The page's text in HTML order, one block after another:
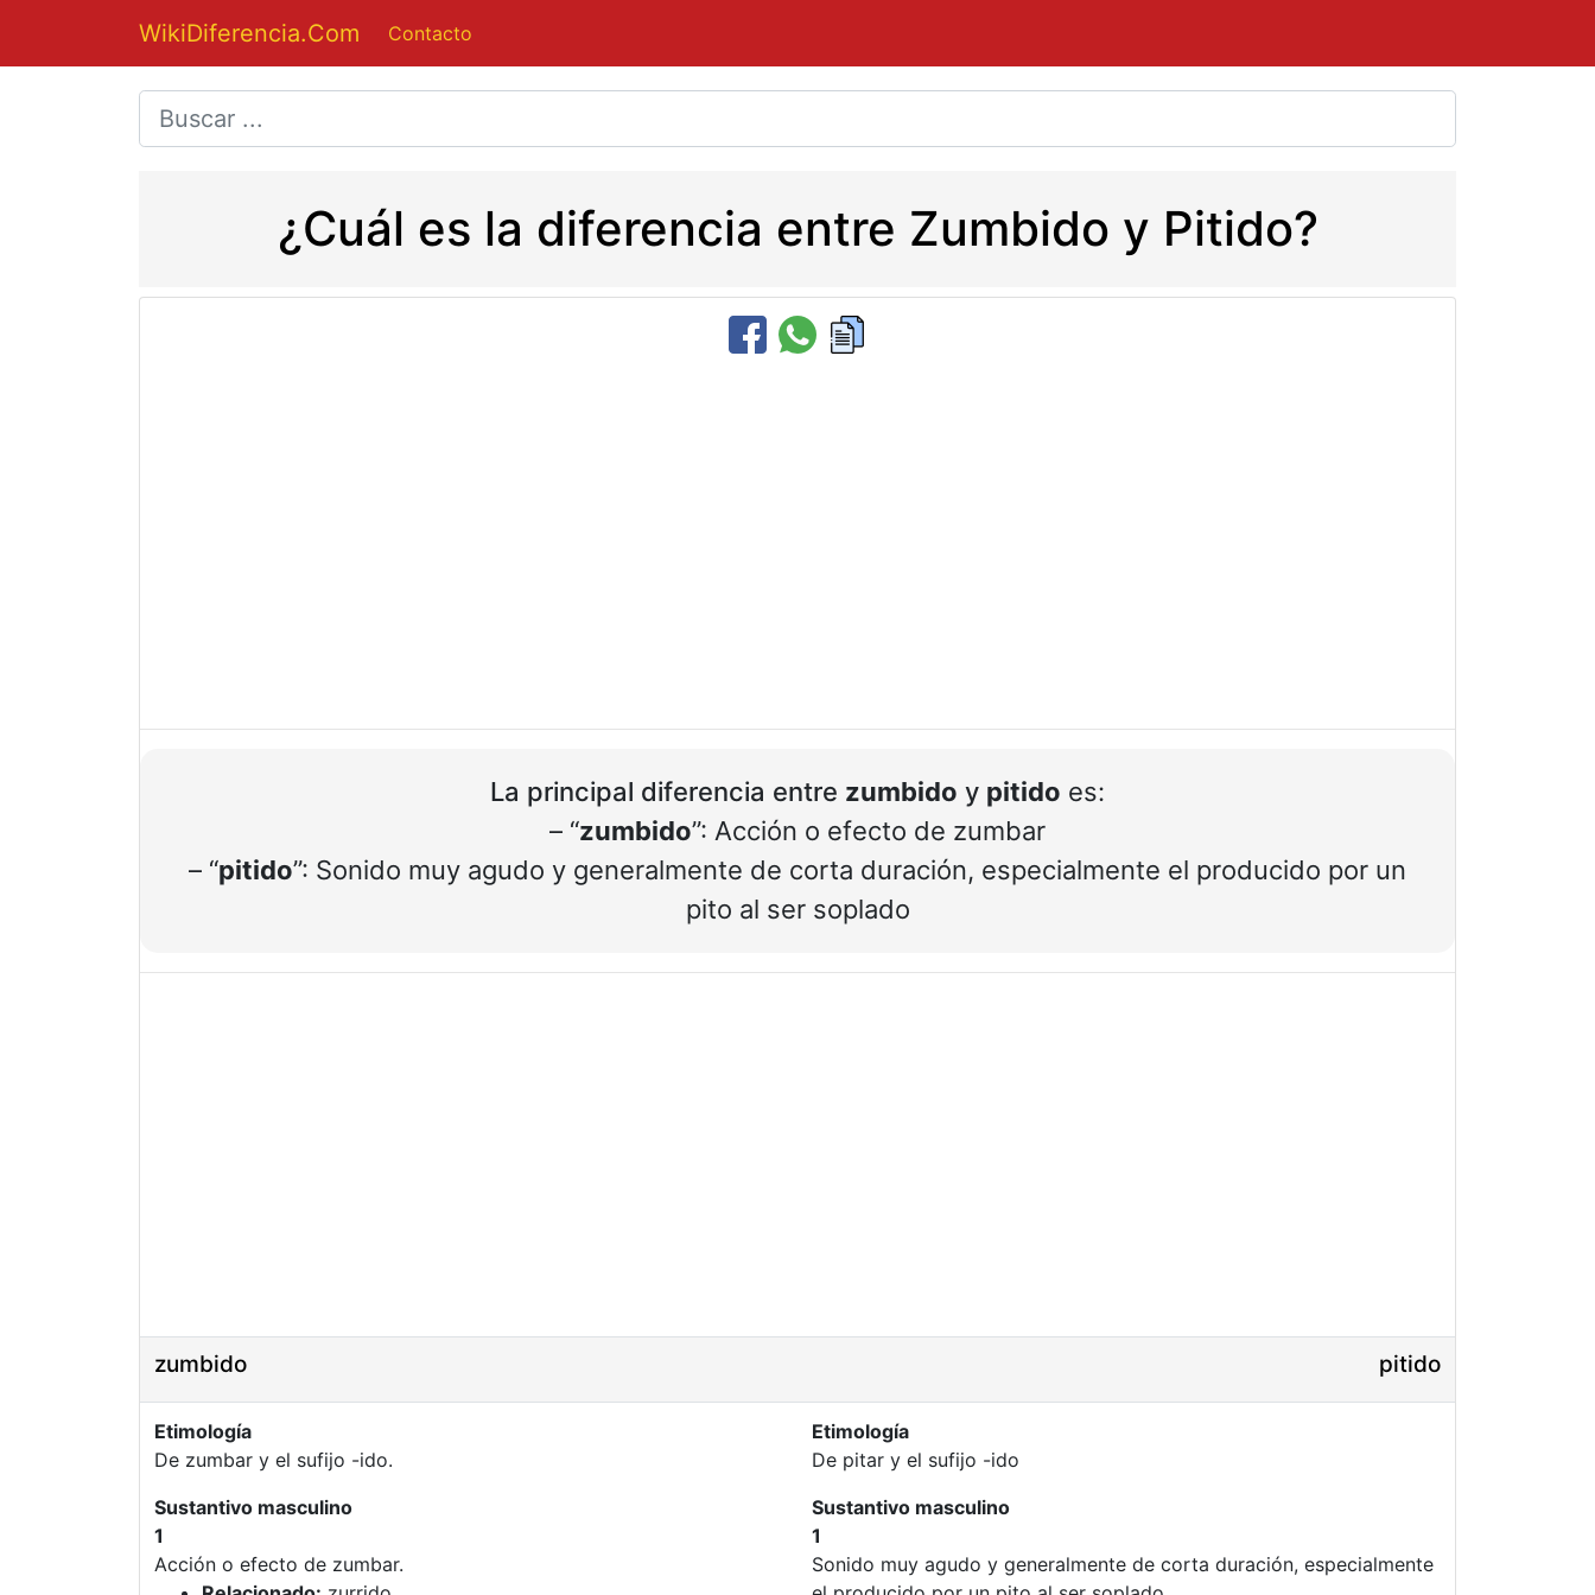
WikiDiferencia.Com Contacto
¿Cuál es la diferencia entre Zumbido y Pitido?
La principal diferencia entre zumbido y pitido es:
– “zumbido”: Acción o efecto de zumbar
– “pitido”: Sonido muy agudo y generalmente de corta duración, especialmente el producido por un
pito al ser soplado
zumbido pitido
Etimología
De zumbar y el sufijo -ido.
Sustantivo masculino
1
Acción o efecto de zumbar.
Etimología
De pitar y el sufijo -ido
Sustantivo masculino
1
Sonido muy agudo y generalmente de corta duración, especialmente